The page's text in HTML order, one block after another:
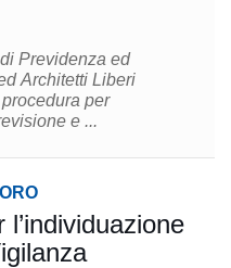
Previdenza ed
Architetti Liberi
per
e ...